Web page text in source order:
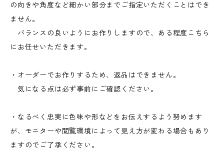
の向きや角度など細かい部分までご指定いただくことはでき
ません。
バランスの良いようにお作りしますので、ある程度こちら
にお任せいただきます。
・オーダーでお作りするため、返品はできません。
気になる点は必ず事前にご確認ください。
・なるべく忠実に色味や形などをお伝えするよう努めます
が、モニターや閲覧環境によって見え方が変わる場合もあり
ますのでご了承ください。